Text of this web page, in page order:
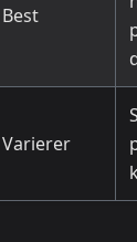
Best
Varierer